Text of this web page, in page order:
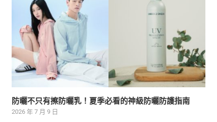
防曬不只有擦防曬乳！夏季必看的神級防曬防護指南
2026 年 7 月 9 日